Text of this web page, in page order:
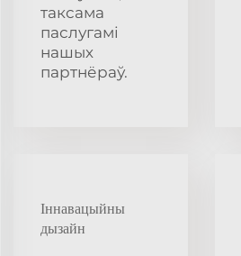
таксама
паслугамі
нашых
партнёраў.
Іннавацыйны
дызайн